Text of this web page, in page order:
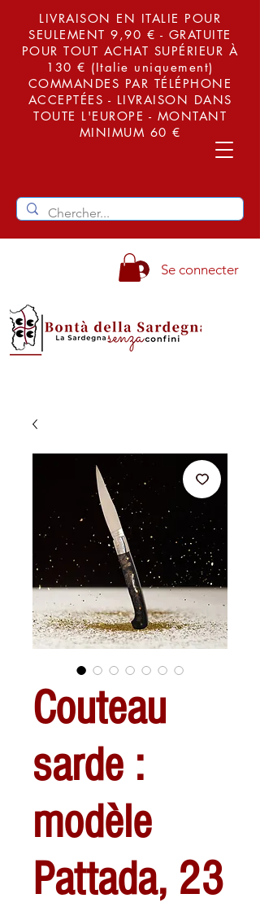
LIVRAISON EN ITALIE POUR
SEULEMENT 9,90 € - GRATUITE
POUR TOUT ACHAT SUPÉRIEUR À
130 € (Italie uniquement)
COMMANDES PAR TÉLÉPHONE
ACCEPTÉES - LIVRAISON DANS
TOUTE L'EUROPE - MONTANT
MINIMUM 60 €
Se connecter
Couteau
sarde :
modèle
Pattada, 23